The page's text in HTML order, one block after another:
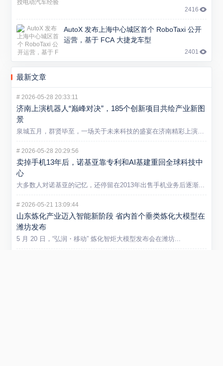
2416
AutoX 发布上海中心城区首个 RoboTaxi 公开
运营，基于 FCA 大捷龙车型
2401
最新文章
# 2026-05-28 20:33:11
济南上演机器人“巅峰对决”，185个创新项目共绘产业新图
景
# 2026-05-28 20:29:56
卖掉手机13年后，诺基亚靠专利和AI基建重回全球科技中
心
大多数人对诺基亚的记忆，还停留在2013年出售手机业务后逐渐...
# 2026-05-21 13:09:44
山东炼化产业迈入智能新阶段 省内首个垂类炼化大模型在
潍坊发布
5 月 20 日，“弘润・移动” 炼化智炬大模型发布会在潍坊...